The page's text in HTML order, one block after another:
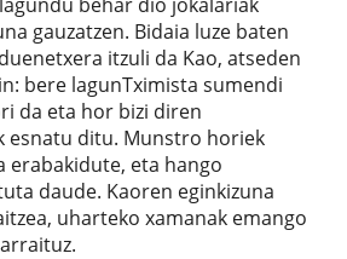
gauzatzen. Bidaia luze baten
itzuli da Kao, atseden
bere lagunTximista sumendi
da eta hor bizi diren
esnatu ditu. Munstro horiek
erabakidute, eta hango
daude. Kaoren eginkizuna
uharteko xamanak emango